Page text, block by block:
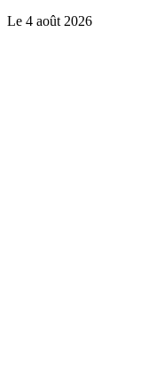
Le 4 août 2026